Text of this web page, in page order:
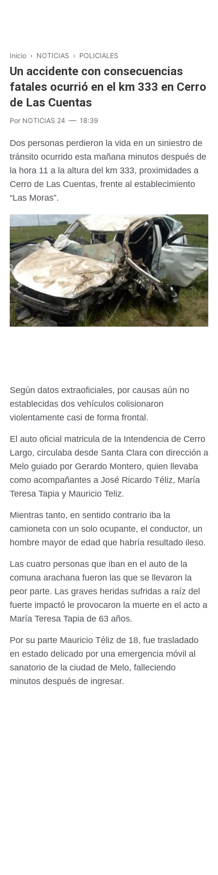
Inicio › NOTICIAS › POLICIALES
Un accidente con consecuencias
fatales ocurrió en el km 333 en Cerro
de Las Cuentas
Por NOTICIAS 24 18:39
Dos personas perdieron la vida en un siniestro de
tránsito ocurrido esta mañana minutos después de
la hora 11 a la altura del km 333, proximidades a
Cerro de Las Cuentas, frente al establecimiento
“Las Moras”.
Según datos extraoficiales, por causas aún no
establecidas dos vehículos colisionaron
violentamente casi de forma frontal.
El auto oficial matricula de la Intendencia de Cerro
Largo, circulaba desde Santa Clara con dirección a
Melo guiado por Gerardo Montero, quien llevaba
como acompañantes a José Ricardo Téliz, María
Teresa Tapia y Mauricio Teliz.
Mientras tanto, en sentido contrario iba la
camioneta con un solo ocupante, el conductor, un
hombre mayor de edad que habría resultado ileso.
Las cuatro personas que iban en el auto de la
comuna arachana fueron las que se llevaron la
peor parte. Las graves heridas sufridas a raíz del
fuerte impactó le provocaron la muerte en el acto a
María Teresa Tapia de 63 años.
Por su parte Mauricio Téliz de 18, fue trasladado
en estado delicado por una emergencia móvil al
sanatorio de la ciudad de Melo, falleciendo
minutos después de ingresar.